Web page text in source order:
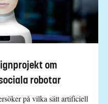
om
robotar
på vilka sätt artificiell